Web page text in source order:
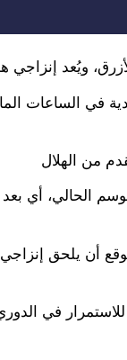
في الساعات
الحالي، أي بعد
أن يلحق
في